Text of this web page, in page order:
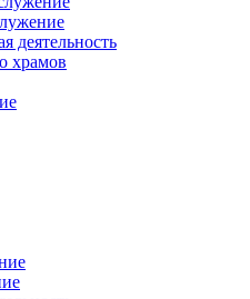
деятельность
храмов